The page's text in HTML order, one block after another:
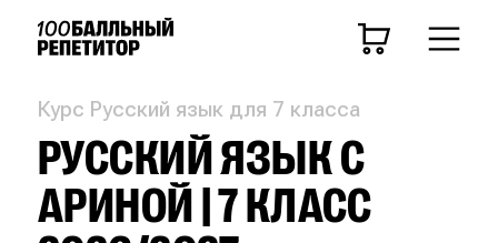
Курс Русский язык для 7 класса
РУССКИЙ ЯЗЫК С
АРИНОЙ | 7 КЛАСС